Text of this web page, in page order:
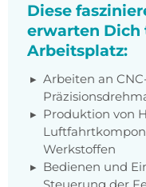
Diese
erwarten Dich
Arbeitsplatz:
Arbeiten an
Produktion von
Werkstoffen
Bedienen und